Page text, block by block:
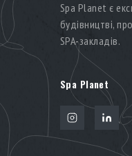
Spa Planet є
будівництві,
SPA-закладів.
Spa Planet